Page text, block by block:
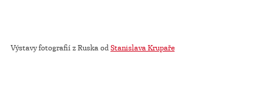
Výstavy fotografií z Ruska odStanislava Krupaře